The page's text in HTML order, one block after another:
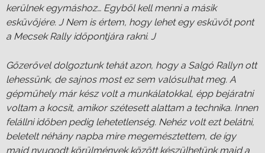
kerülnek egymáshoz… Egyből kell menni a másik
esküvőjére. J Nem is értem, hogy lehet egy esküvőt pont
a Mecsek Rally időpontjára rakni. J
Gőzerővel dolgoztunk tehát azon, hogy a Salgó Rallyn ott
lehessünk, de sajnos most ez sem valósulhat meg. A
gépműhely már kész volt a munkálatokkal, épp bejáratni
voltam a kocsit, amikor szétesett alattam a technika. Innen
felállni időben pedig lehetetlenség. Nehéz volt ezt belátni,
beletelt néhány napba mire megemésztettem, de így
majd nyugodt körülmények között készülhetünk majd a